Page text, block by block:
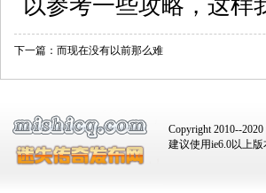
以参考一些攻略，这样
下一篇： 而现在没有以前那么难
Copyright 2010--
建议使用ie6.0以上